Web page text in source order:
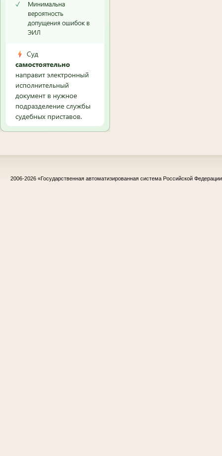
2006-2026 «Государственная автоматизированная система Российской